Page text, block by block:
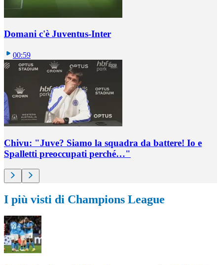
Domani c'è Juventus-Inter
00:59
Chivu: "Juve? Siamo la squadra da battere! Io e
Spalletti preoccupati perché…"
I più visti di Champions League